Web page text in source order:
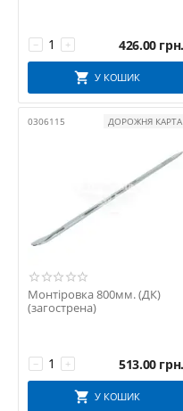
+
− 426.00 грн.
У КОШИК
0306115 ДОРОЖНЯ КАРТА
Монтіровка 800мм. (ДК)
(загострена)
+
− 513.00 грн.
У КОШИК